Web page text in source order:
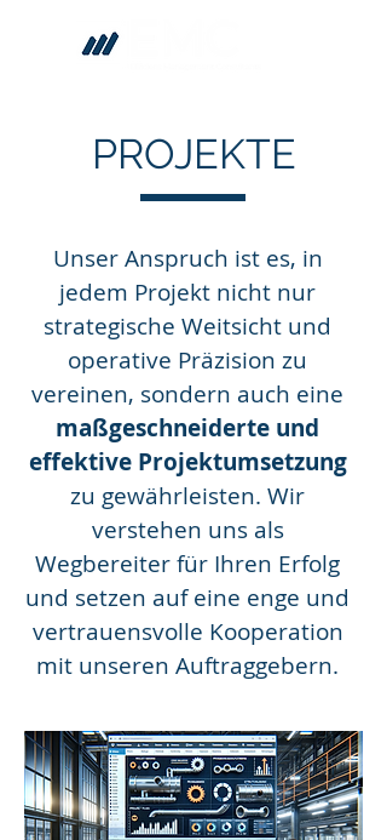
PROJEKTE
Unser Anspruch ist es, in
jedem Projekt nicht nur
strategische Weitsicht und
operative Präzision zu
vereinen, sondern auch eine
maßgeschneiderte und
effektive Projektumsetzung
zu gewährleisten. Wir
verstehen uns als
Wegbereiter für Ihren Erfolg
und setzen auf eine enge und
vertrauensvolle Kooperation
mit unseren Auftraggebern.